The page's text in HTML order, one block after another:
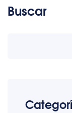
Buscar